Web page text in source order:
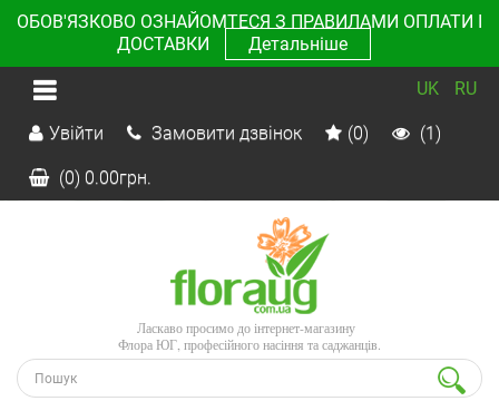
ОБОВ'ЯЗКОВО ОЗНАЙОМТЕСЯ З ПРАВИЛАМИ ОПЛАТИ І
ДОСТАВКИ
Детальніше
UK RU
Увійти Замовити дзвінок (0) (1)
(0) 0.00грн.
Ласкаво просимо до інтернет-магазину
Флора ЮГ, професійного насіння та саджанців.